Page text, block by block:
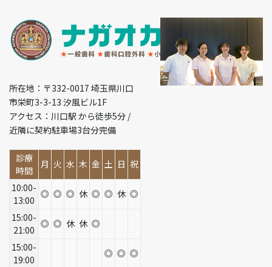
所在地：〒332-0017 埼玉県川口
市栄町3-3-13 汐風ビル1F
アクセス：川口駅 から徒歩5分 /
近隣に契約駐車場3台分完備
診療
時間
月 火 水 木 金 土 日 祝
10:00-
13:00
◎ ◎ ◎ 休 ◎ ◎ 休 ◎
15:00-
21:00
◎ ◎ 休 休 ◎
15:00-
19:00
◎ ◎ ◎